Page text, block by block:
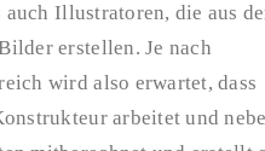
auch Illustratoren, die aus
erstellen. Je nach
wird also erwartet, dass
arbeitet und